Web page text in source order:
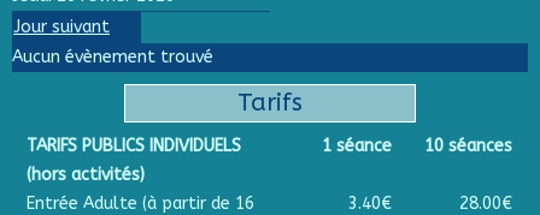
Jour suivant
Aucun évènement trouvé
Tarifs
TARIFS PUBLICS INDIVIDUELS
(hors activités)
1 séance 10 séances
Entrée Adulte (à partir de 16
3.40€ 28.00€